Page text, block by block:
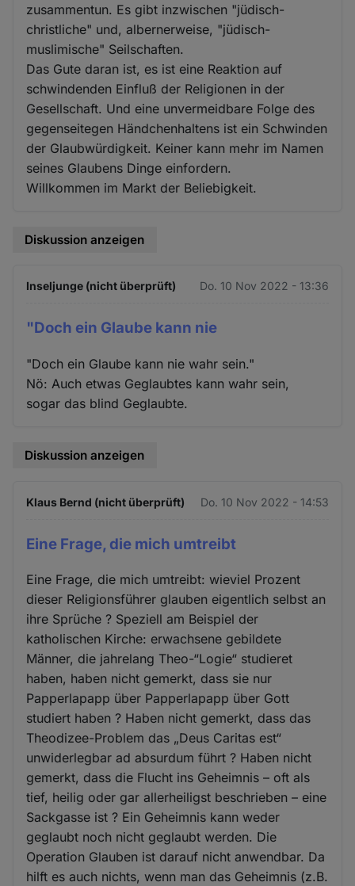
zusammentun. Es gibt inzwischen "jüdisch-
christliche" und, albernerweise, "jüdisch-
muslimische" Seilschaften.
Das Gute daran ist, es ist eine Reaktion auf
schwindenden Einfluß der Religionen in der
Gesellschaft. Und eine unvermeidbare Folge des
gegenseitegen Händchenhaltens ist ein Schwinden
der Glaubwürdigkeit. Keiner kann mehr im Namen
seines Glaubens Dinge einfordern.
Willkommen im Markt der Beliebigkeit.
Diskussion anzeigen
Inseljunge (nicht überprüft) Do. 10 Nov 2022 - 13:36
"Doch ein Glaube kann nie
"Doch ein Glaube kann nie wahr sein."
Nö: Auch etwas Geglaubtes kann wahr sein,
sogar das blind Geglaubte.
Diskussion anzeigen
Klaus Bernd (nicht überprüft) Do. 10 Nov 2022 - 14:53
Eine Frage, die mich umtreibt
Eine Frage, die mich umtreibt: wieviel Prozent
dieser Religionsführer glauben eigentlich selbst an
ihre Sprüche ? Speziell am Beispiel der
katholischen Kirche: erwachsene gebildete
Männer, die jahrelang Theo-“Logie“ studieret
haben, haben nicht gemerkt, dass sie nur
Papperlapapp über Papperlapapp über Gott
studiert haben ? Haben nicht gemerkt, dass das
Theodizee-Problem das „Deus Caritas est“
unwiderlegbar ad absurdum führt ? Haben nicht
gemerkt, dass die Flucht ins Geheimnis – oft als
tief, heilig oder gar allerheiligst beschrieben – eine
Sackgasse ist ? Ein Geheimnis kann weder
geglaubt noch nicht geglaubt werden. Die
Operation Glauben ist darauf nicht anwendbar. Da
hilft es auch nichts, wenn man das Geheimnis (z.B.